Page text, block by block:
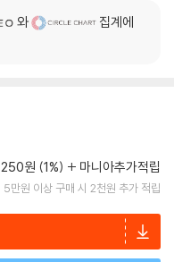
와
집계에
250원 (1%) 마니아추가적립
5만원 이상 구매 시 2천원 추가 적립